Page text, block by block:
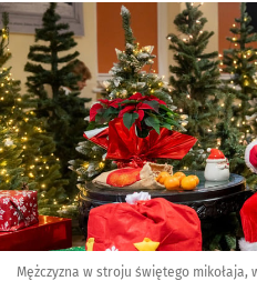
Kliknij, aby zobaczyć galerię
Mężczyzna w stroju świętego